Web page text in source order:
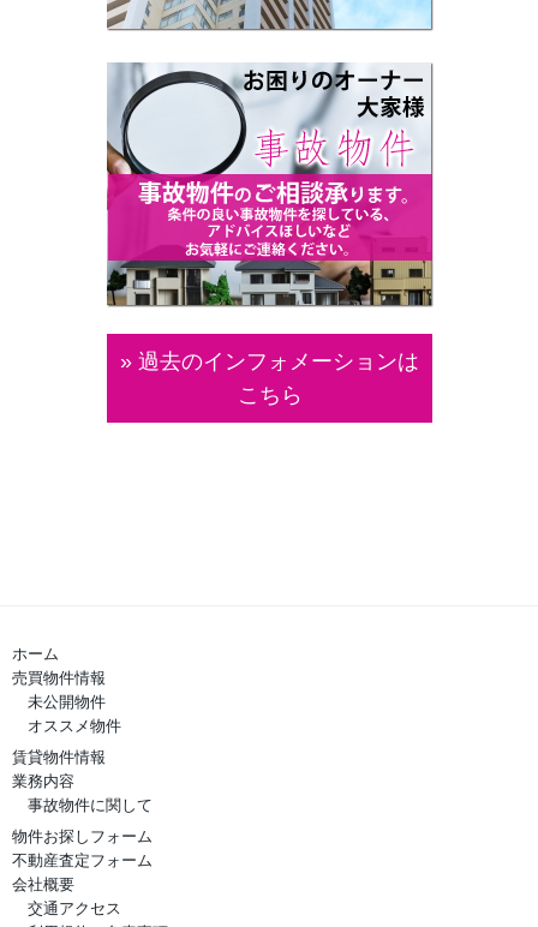
» 過去のインフォメーションは
こちら
ホーム
売買物件情報
未公開物件
オススメ物件
賃貸物件情報
業務内容
事故物件に関して
物件お探しフォーム
不動産査定フォーム
会社概要
交通アクセス